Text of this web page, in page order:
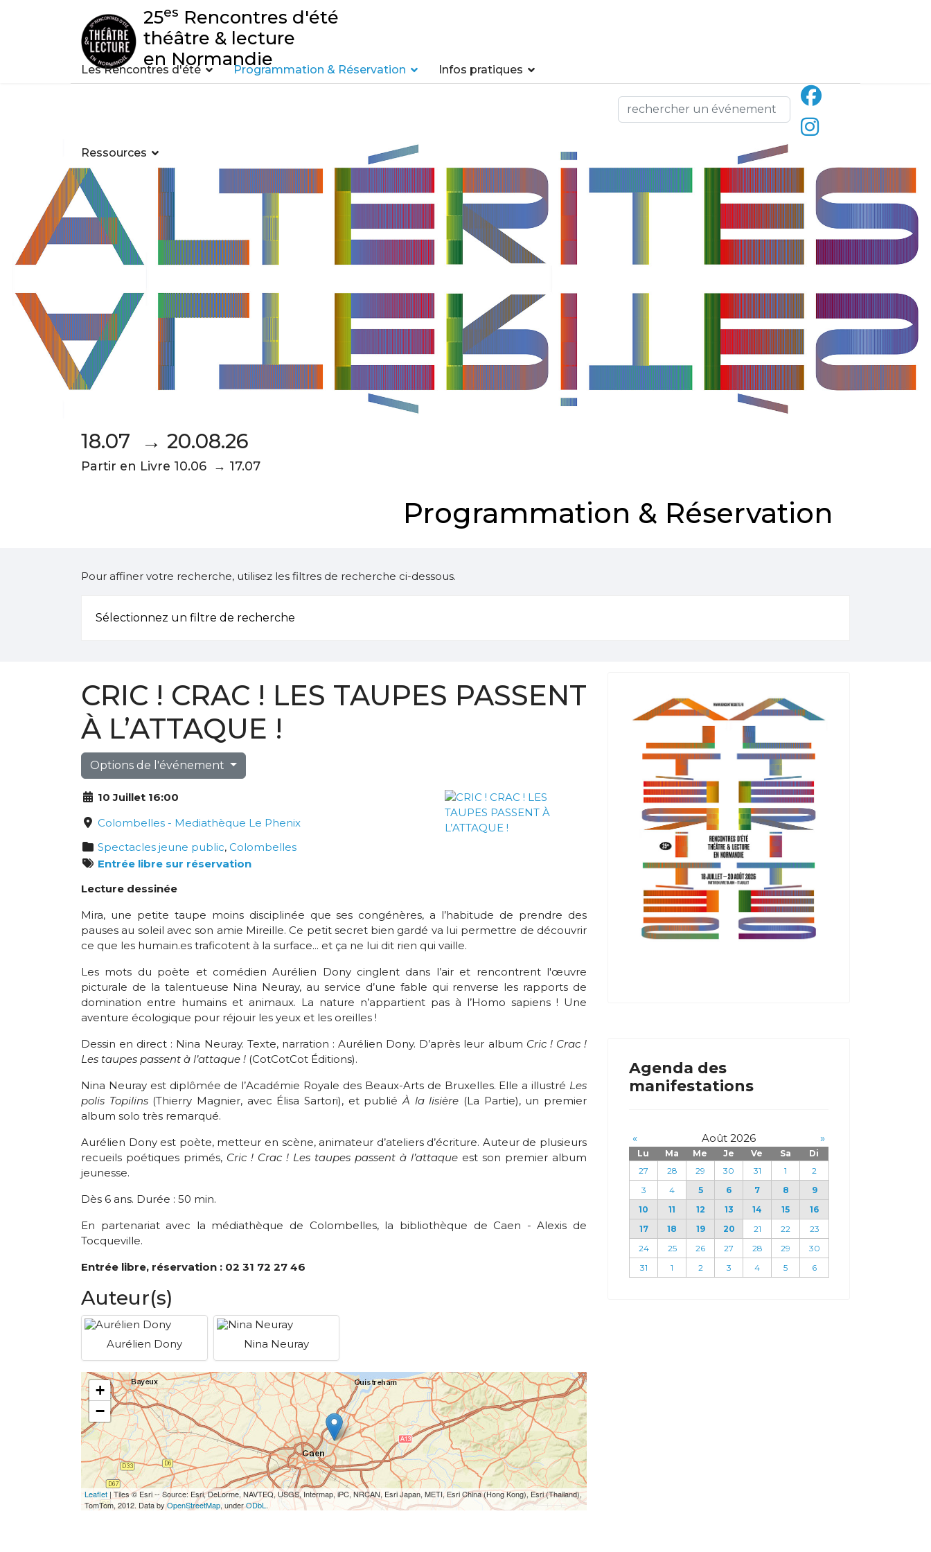
25es Rencontres d'été
théâtre & lecture
en Normandie
Les Rencontres d'été Programmation & Réservation Infos pratiques
Ressources
18.07 → 20.08.26
Partir en Livre 10.06 → 17.07
Programmation & Réservation
Pour affiner votre recherche, utilisez les filtres de recherche ci-dessous.
Sélectionnez un filtre de recherche
CRIC ! CRAC ! LES TAUPES PASSENT
À L’ATTAQUE !
Options de l'événement
10 Juillet 16:00
Colombelles - Mediathèque Le Phenix
Spectacles jeune public, Colombelles
Entrée libre sur réservation
Lecture dessinée
Mira, une petite taupe moins disciplinée que ses congénères, a l’habitude de prendre des
pauses au soleil avec son amie Mireille. Ce petit secret bien gardé va lui permettre de découvrir
ce que les humain.es traficotent à la surface... et ça ne lui dit rien qui vaille.
Les mots du poète et comédien Aurélien Dony cinglent dans l’air et rencontrent l'œuvre
picturale de la talentueuse Nina Neuray, au service d’une fable qui renverse les rapports de
domination entre humains et animaux. La nature n’appartient pas à l’Homo sapiens ! Une
aventure écologique pour réjouir les yeux et les oreilles !
Dessin en direct : Nina Neuray. Texte, narration : Aurélien Dony. D’après leur album Cric ! Crac !
Les taupes passent à l’attaque ! (CotCotCot Éditions).
Nina Neuray est diplômée de l’Académie Royale des Beaux-Arts de Bruxelles. Elle a illustré Les
polis Topilins (Thierry Magnier, avec Élisa Sartori), et publiéÀ la lisière (La Partie), un premier
album solo très remarqué.
Aurélien Dony est poète, metteur en scène, animateur d’ateliers d’écriture. Auteur de plusieurs
recueils poétiques primés, Cric ! Crac ! Les taupes passent à l’attaque est son premier album
jeunesse.
Dès 6 ans. Durée : 50 min.
En partenariat avec la médiathèque de Colombelles, la bibliothèque de Caen - Alexis de
Tocqueville.
Entrée libre, réservation : 02 31 72 27 46
Auteur(s)
Aurélien Dony Nina Neuray
+
−
Leaflet | Tiles © Esri -- Source: Esri, DeLorme, NAVTEQ, USGS, Intermap, iPC, NRCAN, Esri Japan, METI, Esri China (Hong Kong), Esri (Thailand),
TomTom, 2012. Data byOpenStreetMap, underODbL .
Agenda des
manifestations
« Août 2026 »
Lu Ma Me Je Ve Sa
Di
27
28 29 30 31 1
2
3
4 5 6 7 8
9
10
11 12 13 14 15
16
17
18 19 20 21 22
23
24
25 26 27 28 29
30
31
1 2 3 4 5 6